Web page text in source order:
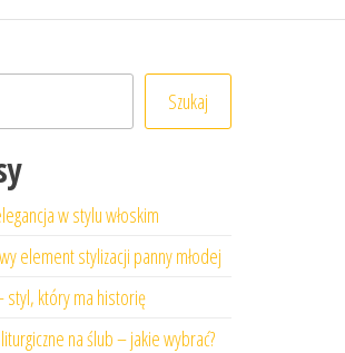
Szukaj
w stylu włoskim
element stylizacji panny młodej
styl, który ma historię
na ślub – jakie wybrać?